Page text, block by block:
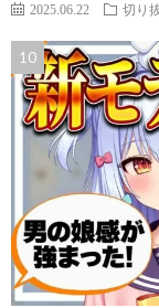
2025.06.22 切り